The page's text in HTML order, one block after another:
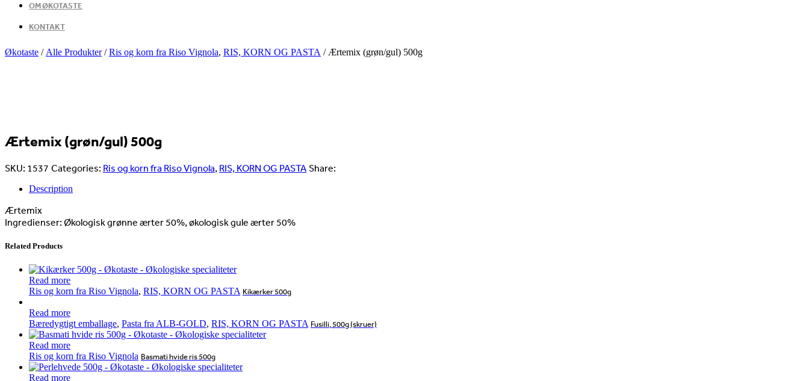
OM ØKOTASTE
KONTAKT
Økotaste / Alle Produkter/Ris og korn fra Riso Vignola, RIS, KORN OG PASTA / Ærtemix (grøn/gul) 500g
Ærtemix (grøn/gul) 500g
SKU: 1537 Categories: Ris og korn fra Riso Vignola, RIS, KORN OG PASTA Share:
Description
Ærtemix
Ingredienser: Økologisk grønne ærter 50%, økologisk gule ærter 50%
Related Products
Read more
Ris og korn fra Riso Vignola, RIS, KORN OG PASTA Kikærker 500g
Read more
Bæredygtigt emballage, Pasta fra ALB-GOLD, RIS, KORN OG PASTA Fusilli, 500g (skruer)
Read more
Ris og korn fra Riso Vignola Basmati hvide ris 500g
Read more